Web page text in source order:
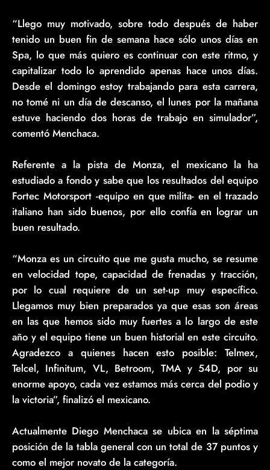
“Llego muy motivado, sobre todo después de haber
tenido un buen fin de semana hace sólo unos días en
Spa, lo que más quiero es continuar con este ritmo, y
capitalizar todo lo aprendido apenas hace unos días.
Desde el domingo estoy trabajando para esta carrera,
no tomé ni un día de descanso, el lunes por la mañana
estuve haciendo dos horas de trabajo en simulador”,
comentó Menchaca.
Referente a la pista de Monza, el mexicano la ha
estudiado a fondo y sabe que los resultados del equipo
Fortec Motorsport -equipo en que milita- en el trazado
italiano han sido buenos, por ello confía en lograr un
buen resultado.
“Monza es un circuito que me gusta mucho, se resume
en velocidad tope, capacidad de frenadas y tracción,
por lo cual requiere de un set-up muy específico.
Llegamos muy bien preparados ya que esas son áreas
en las que hemos sido muy fuertes a lo largo de este
año y el equipo tiene un buen historial en este circuito.
Agradezco a quienes hacen esto posible: Telmex,
Telcel, Infinitum, VL, Betroom, TMA y 54D, por su
enorme apoyo, cada vez estamos más cerca del podio y
la victoria”, finalizó el mexicano.
Actualmente Diego Menchaca se ubica en la séptima
posición de la tabla general con un total de 37 puntos y
como el mejor novato de la categoría.